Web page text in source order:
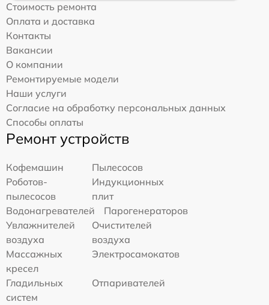
Стоимость ремонта
Оплата и доставка
Контакты
Вакансии
О компании
Ремонтируемые модели
Наши услуги
Согласие на обработку персональных данных
Способы оплаты
Ремонт устройств
Кофемашин
Пылесосов
Роботов-
пылесосов
Индукционных
плит
Водонагревателей
Парогенераторов
Увлажнителей
воздуха
Очистителей
воздуха
Массажных
кресел
Электросамокатов
Гладильных
систем
Отпаривателей